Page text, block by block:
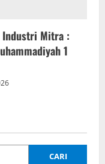
Industri Mitra :
1
CARI